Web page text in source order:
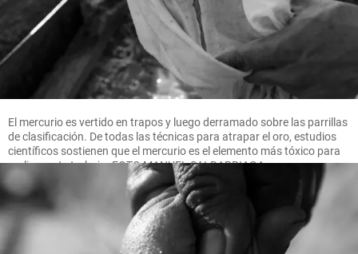
El mercurio es vertido en trapos y luego derramado sobre las parrillas
de clasificación. De todas las técnicas para atrapar el oro, estudios
científicos sostienen que el mercurio es el elemento más tóxico para
realizar este trabajo. FOTO MANUEL SALDARRIAGA